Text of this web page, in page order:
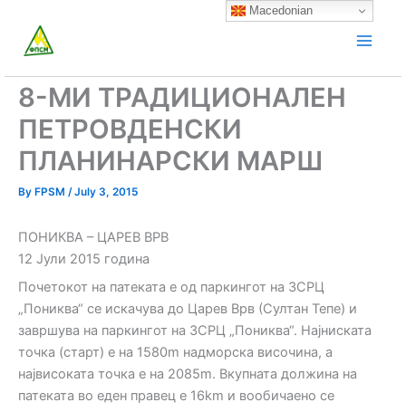
content
8-МИ ТРАДИЦИОНАЛЕН
ПЕТРОВДЕНСКИ
ПЛАНИНАРСКИ МАРШ
By FPSM /July 3, 2015
ПОНИКВА – ЦАРЕВ ВРВ
12 Јули 2015 година
Почетокот на патеката е од паркингот на ЗСРЦ
„Пониква“ се искачува до Царев Врв (Султан Тепе) и
завршува на паркингот на ЗСРЦ „Пониква“. Најниската
точка (старт) е на 1580m надморска височина, а
највисоката точка е на 2085m. Вкупната должина на
патеката во еден правец е 16km и вообичаено се
Macedonian